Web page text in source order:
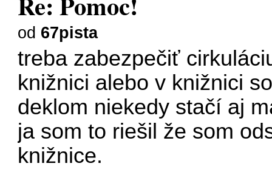
od 67pista
treba zabezpečiť
knižnici alebo v knižnici
deklom niekedy stačí aj
ja som to riešil že som
knižnice.